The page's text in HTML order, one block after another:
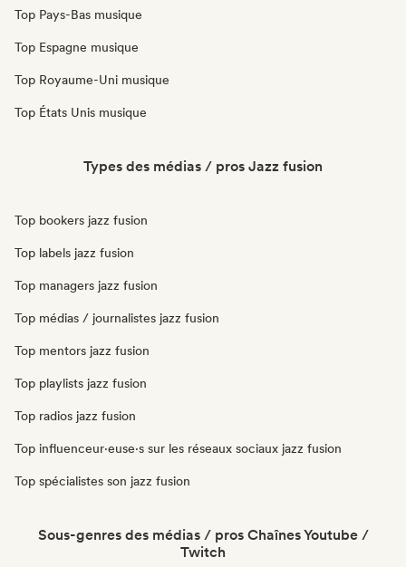
Top Pays-Bas musique
Top Espagne musique
Top Royaume-Uni musique
Top États Unis musique
Types des médias / pros Jazz fusion
Top bookers jazz fusion
Top labels jazz fusion
Top managers jazz fusion
Top médias / journalistes jazz fusion
Top mentors jazz fusion
Top playlists jazz fusion
Top radios jazz fusion
Top influenceur·euse·s sur les réseaux sociaux jazz fusion
Top spécialistes son jazz fusion
Sous-genres des médias / pros Chaînes Youtube /
Twitch